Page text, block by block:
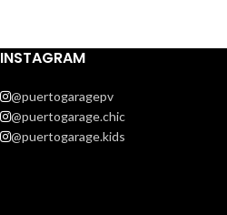
INSTAGRAM
@puertogaragepv
@puertogarage.chic
@puertogarage.kids